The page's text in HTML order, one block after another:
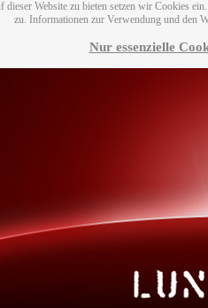
dieser Website zu bieten setzen wir Cookies
zu. Informationen zur Verwendung und den
Nur essenzielle